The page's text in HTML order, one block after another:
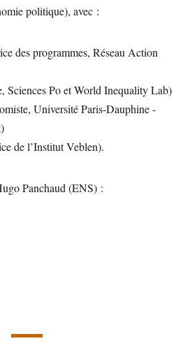
politique), avec :
des programmes, Réseau Action
Sciences Po et World Inequality Lab)
Université Paris-Dauphine -
de l’Institut Veblen).
Panchaud (ENS) :